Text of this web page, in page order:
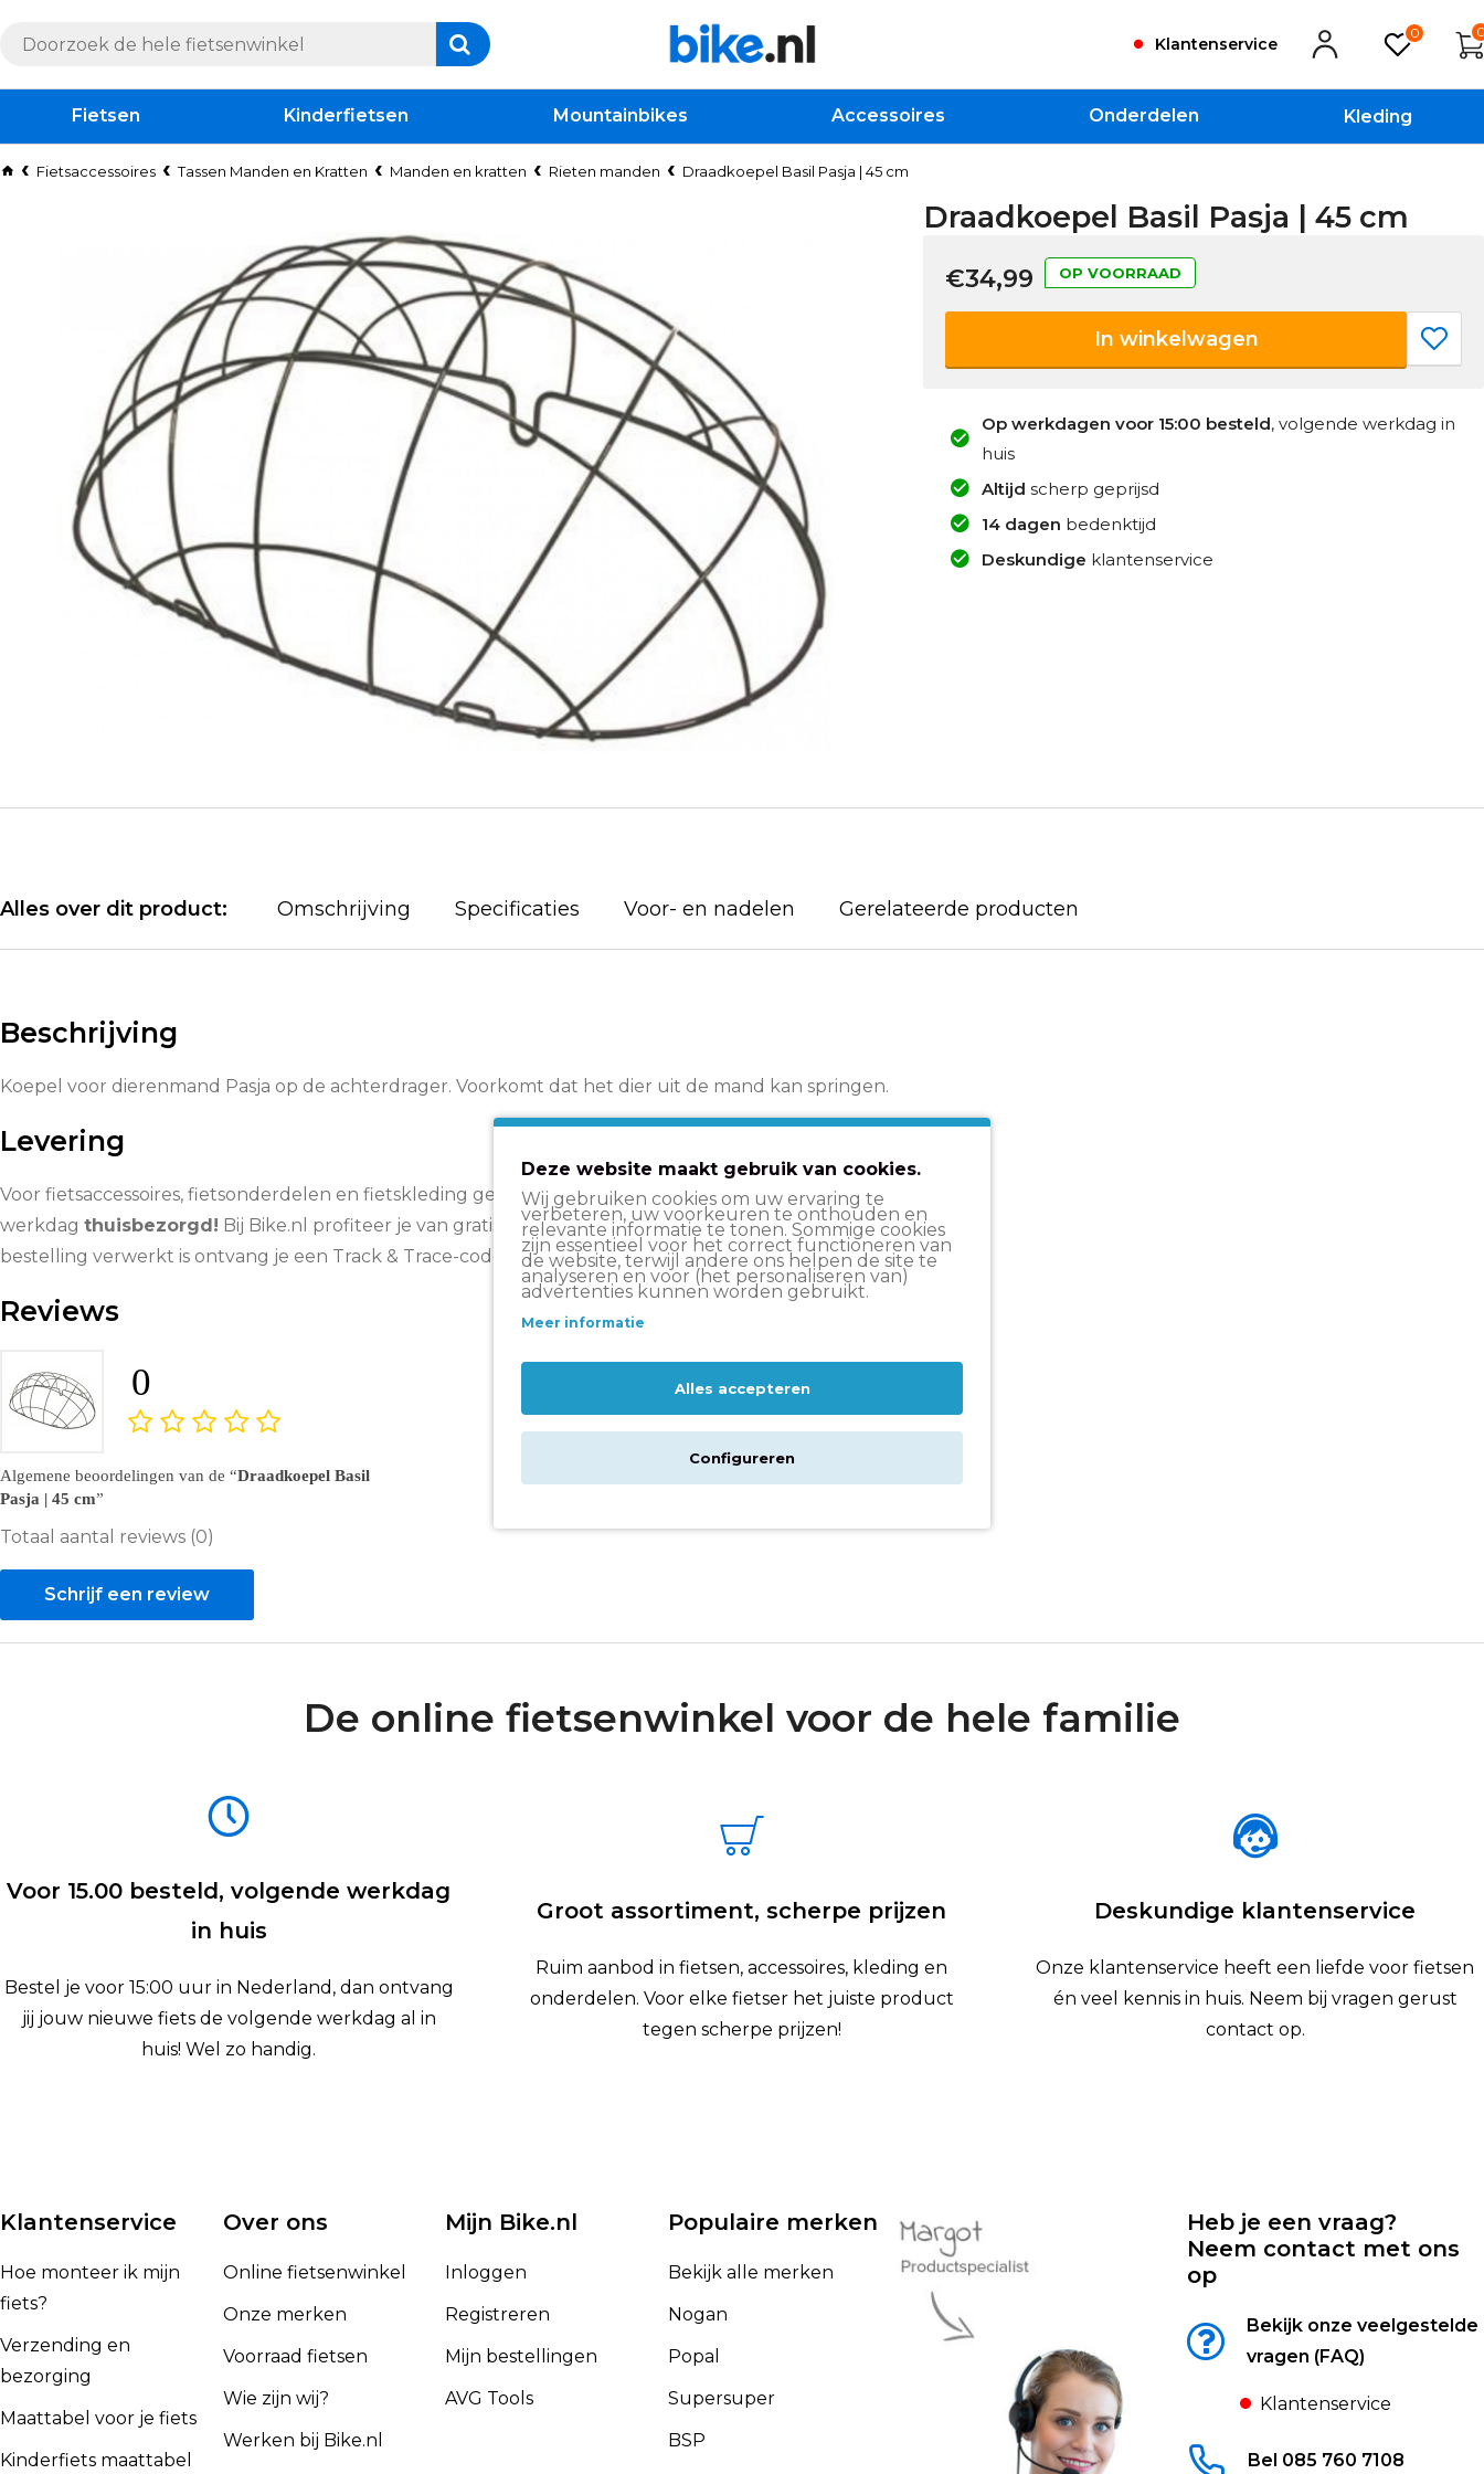
Klantenservice
0
Fietsen Kinderfietsen Mountainbikes Accessoires Onderdelen Kleding
Fietsaccessoires Tassen Manden en Kratten Manden en kratten Rieten manden Draadkoepel Basil Pasja | 45 cm
Draadkoepel Basil Pasja | 45 cm
€34,99 OP VOORRAAD
In winkelwagen
Op werkdagen voor 15:00 besteld, volgende werkdag in
huis
Altijd scherp geprijsd
14 dagen bedenktijd
Deskundige klantenservice
Alles over dit product: Omschrijving Specificaties Voor- en nadelen Gerelateerde producten
Beschrijving
Koepel voor dierenmand Pasja op de achterdrager. Voorkomt dat het dier uit de mand kan springen.
Levering
Voor fietsaccessoires, fietsonderdelen en fietskleding geldt: vandaag voor15:00 besteldis de volgende
werkdag thuisbezorgd! Bij Bike.nl profiteer je van gratis levering bij besteding vanaf €50,-. Zodra je
bestelling verwerkt is ontvang je een Track & Trace-code waarmee je je pakketje kunt volgen.
Reviews
0
Algemene beoordelingen van de
Draadkoepel Basil
Pasja | 45 cm
Totaal aantal reviews (0)
5
0
3
0
Schrijf een review
De online fietsenwinkel voor de hele familie
Voor 15.00 besteld, volgende werkdag
in huis
Bestel je voor 15:00 uur in Nederland, dan ontvang
jij jouw nieuwe fiets de volgende werkdag al in
huis! Wel zo handig.
Groot assortiment, scherpe prijzen
Ruim aanbod in fietsen, accessoires, kleding en
onderdelen. Voor elke fietser het juiste product
tegen scherpe prijzen!
Deskundige klantenservice
Onze klantenservice heeft een liefde voor fietsen
én veel kennis in huis. Neem bij vragen gerust
contact op.
Klantenservice
Hoe monteer ik mijn
fiets?
Verzending en
bezorging
Maattabel voor je fiets
Kinderfiets maattabel
Over ons
Online fietsenwinkel
Onze merken
Voorraad fietsen
Wie zijn wij?
Werken bij Bike.nl
Mijn Bike.nl
Inloggen
Registreren
Mijn bestellingen
AVG Tools
Populaire merken
Bekijk alle merken
Nogan
Popal
Supersuper
BSP
Heb je een vraag?
Neem contact met ons
op
Bekijk onze veelgestelde
vragen (FAQ)
Klantenservice
Bel 085 760 7108
Deze website maakt gebruik van cookies.
Wij gebruiken cookies om uw ervaring te
verbeteren, uw voorkeuren te onthouden en
relevante informatie te tonen. Sommige cookies
zijn essentieel voor het correct functioneren van
de website, terwijl andere ons helpen de site te
analyseren en voor (het personaliseren van)
advertenties kunnen worden gebruikt.
Meer informatie
Alles accepteren
Configureren